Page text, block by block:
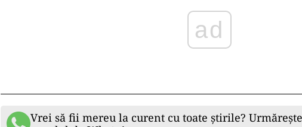
discrepanțele financiare din campanie sunt evidente. Pe
cred că a existat o influență a Rusiei, în special printr-o
online care promovează narativul rus. Este, însă, necesar
competente, iar decizia privind eligibilitatea lui